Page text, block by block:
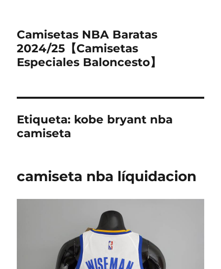
Camisetas NBA Baratas
2024/25【Camisetas
Especiales Baloncesto】
Etiqueta: kobe bryant nba
camiseta
camiseta nba líquidacion